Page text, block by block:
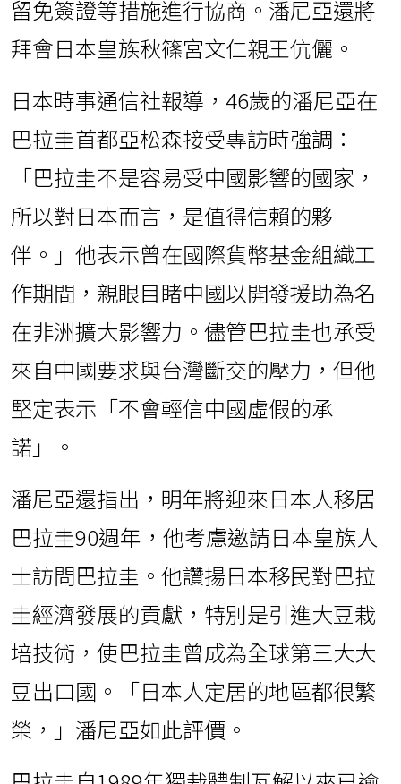
留免簽證等措施進行協商。潘尼亞還將
拜會日本皇族秋篠宮文仁親王伉儷。
日本時事通信社報導，46歲的潘尼亞在
巴拉圭首都亞松森接受專訪時強調：
「巴拉圭不是容易受中國影響的國家，
所以對日本而言，是值得信賴的夥
伴。」他表示曾在國際貨幣基金組織工
作期間，親眼目睹中國以開發援助為名
在非洲擴大影響力。儘管巴拉圭也承受
來自中國要求與台灣斷交的壓力，但他
堅定表示「不會輕信中國虛假的承
諾」。
潘尼亞還指出，明年將迎來日本人移居
巴拉圭90週年，他考慮邀請日本皇族人
士訪問巴拉圭。他讚揚日本移民對巴拉
圭經濟發展的貢獻，特別是引進大豆栽
培技術，使巴拉圭曾成為全球第三大大
豆出口國。「日本人定居的地區都很繁
榮，」潘尼亞如此評價。